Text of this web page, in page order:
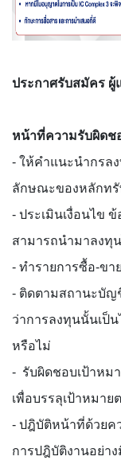
ประกาศรับสมัคร
หน้าที่ความรับผิดช
- ให้คำแนะนำกรล
ลักษณะของหลักทรั
- ประเมินเงื่อนไข
สามารถนำมาลงทุ
- ทำรายการซื้อ-ขา
- ติดตามสถานะบัญ
ว่าการลงทุนนั้นเป็
หรือไม่
- รับผิดชอบเป้าหม
เพื่อบรรลุเป้าหมา
- ปฎิบัติหน้าที่ด้วยค
การปฎิบัติงานอย่า